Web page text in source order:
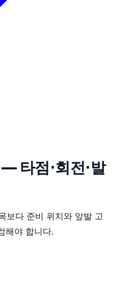
타점·회전·발
보다 준비 위치와 앞발 고
해야 합니다.